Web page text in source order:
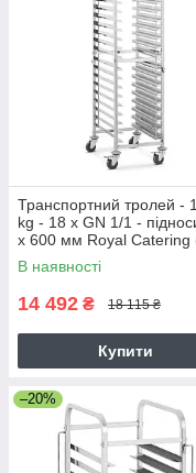
Транспортний тролей -
kg - 18 x GN 1/1 -
x 600 мм Royal Catering
В наявності
14 492 ₴ 18 115 ₴
Купити
–20%